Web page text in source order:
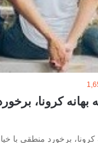
کرونا،
کرونا، برخورد منطقی با